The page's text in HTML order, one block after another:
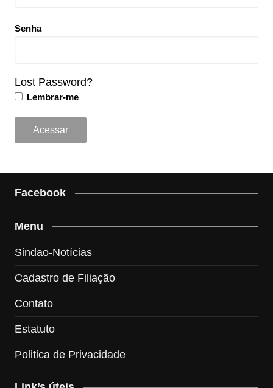
Senha
Lost Password?
Lembrar-me
Facebook
Menu
Sindao-Notícias
Cadastro de Filiação
Contato
Estatuto
Politica de Privacidade